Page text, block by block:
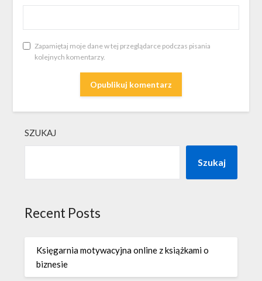
Zapamiętaj moje dane w tej przeglądarce podczas pisania
kolejnych komentarzy.
SZUKAJ
Szukaj
Recent Posts
Księgarnia motywacyjna online z książkami o
biznesie